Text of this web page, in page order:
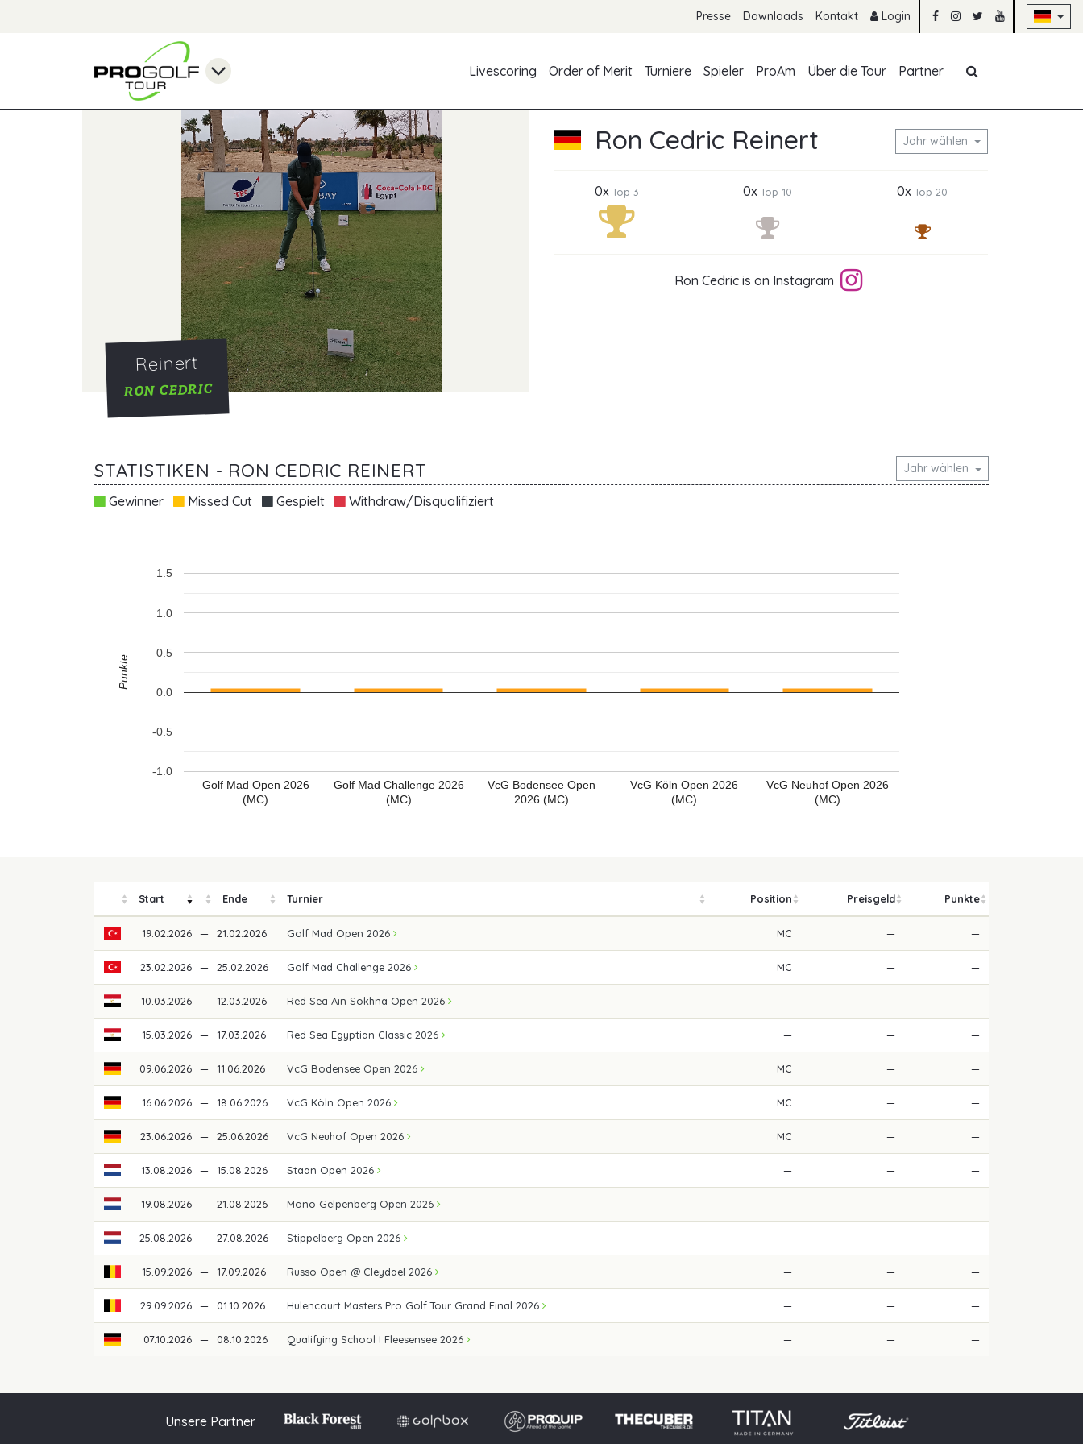
Presse Downloads Kontakt Login
Livescoring
Order of Merit Turniere Spieler ProAm Über die Tour Partner
Reinert
RON CEDRIC
Ron Cedric Reinert Jahr wählen
0xTop 3 0xTop 10 0xTop 20
Ron Cedric is on Instagram
STATISTIKEN - RON CEDRIC REINERT Jahr wählen
Gewinner Missed Cut Gespielt Withdraw/Disqualifiziert
Golf Mad Open 2026
(MC)
Golf Mad Challenge 2026
(MC)
VcG Bodensee Open
2026 (MC)
VcG Köln Open 2026
(MC)
VcG Neuhof Open 2026
(MC)
-1.0
-0.5
0.0
0.5
1.0
1.5
Punkte
Start Ende Turnier Position Preisgeld Punkte
19.02.2026 — 21.02.2026 Golf Mad Open 2026 MC — —
23.02.2026 — 25.02.2026 Golf Mad Challenge 2026 MC — —
10.03.2026 — 12.03.2026 Red Sea Ain Sokhna Open 2026 — — —
15.03.2026 — 17.03.2026 Red Sea Egyptian Classic 2026 — — —
09.06.2026 — 11.06.2026 VcG Bodensee Open 2026 MC — —
16.06.2026 — 18.06.2026 VcG Köln Open 2026 MC — —
23.06.2026 — 25.06.2026 VcG Neuhof Open 2026 MC — —
13.08.2026 — 15.08.2026 Staan Open 2026 — — —
19.08.2026 — 21.08.2026 Mono Gelpenberg Open 2026 — — —
25.08.2026 — 27.08.2026 Stippelberg Open 2026 — — —
15.09.2026 — 17.09.2026 Russo Open @ Cleydael 2026 — — —
29.09.2026 — 01.10.2026 Hulencourt Masters Pro Golf Tour Grand Final 2026 — — —
07.10.2026 — 08.10.2026 Qualifying School I Fleesensee 2026 — — —
Unsere Partner